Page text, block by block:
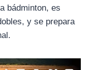
bádminton, es
y se prepara